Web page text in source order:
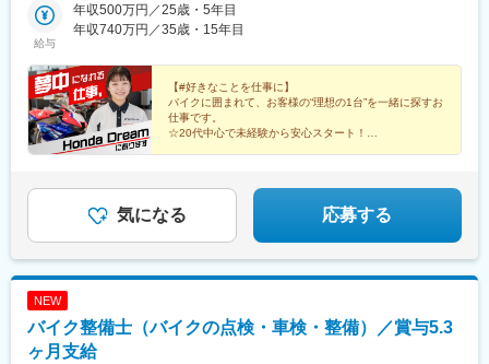
出し、業界を質・量ともにリードするリーディングカンパニーを
めざします。
変更の範囲：会社の定める業務
／所沢／大宮／狭山／東浦和／草加／新座■愛知県名古屋中央／名
古屋南／名古屋東／小牧／一宮／豊橋／名古屋上小田井■岐阜県岐
都右京／京都北山■兵庫県神戸灘／尼崎／姫路／西宮甲子園■奈良
県奈良■岡山県岡山■広島県広島／福山■徳島県徳島■香川県高松■
高知県高知■福岡県博多／福岡東／久留米／福岡春日／福岡西■熊
本県熊本※受動喫煙対策:分煙対策あり
山駅(神奈川県)、東船橋駅、松戸駅、蘇我駅、ふかや花園駅、北鴻
巣駅、新所沢駅、今羽駅、新狭山駅、東浦和駅、獨協大学前駅、
駅、運動公園前駅(愛知県)、中小田井駅、笠松駅、中百舌鳥駅、牧
落駅、藤井寺駅、ＪＲ淡路駅、曽根駅(大阪府)、竹田駅(京都府)、
山ノ内駅(京都府)、北大路駅、大石駅、猪名寺駅、手柄駅、甲子園
口駅、新大宮駅、北長瀬駅、天神川駅、道上駅、阿波富田駅、鬼
無駅、朝倉駅前駅、博多駅、福工大前駅、御井駅、春日駅(福岡
育館駅、杉田駅(神奈川県)、センター南駅、宮前平駅、吉野原駅、
西一宮駅、下新庄駅、くいな橋駅、嵐電天神川駅、西灘駅、塚口
給与
年収500万円／25歳・5年目
年収740万円／35歳・15年目
【#好きなことを仕事に】
バイクに囲まれて、お客様の“理想の1台”を一緒に探すお
仕事です。
☆20代中心で未経験から安心スタート！
気になる 応募する
NEW
バイク整備士（バイクの点検・車検・整備）／賞与5.3
ヶ月支給